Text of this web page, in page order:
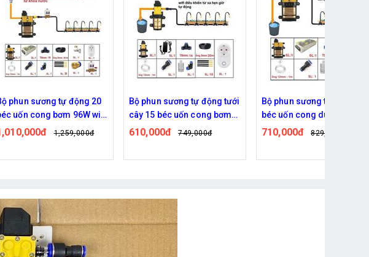
phun sương tự động 20
uốn cong bơm 96W wifi
từ ren 21 ra 12mm
1,259,000đ
Bộ phun sương tự động tưới
cây 15 béc uốn cong bơm
60w kết nối wifi
610,000đ 749,000đ
Bộ phun sương tưới cây 20
béc uốn cong dùng bơm
đôi 96w
710,000đ 829,000đ